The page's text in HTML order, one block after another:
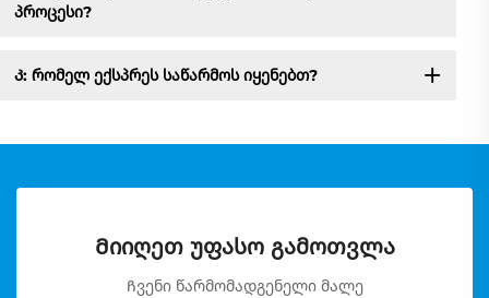
პროცესი?
Კ: რომელ ექსპრეს საწარმოს იყენებთ?
Მიიღეთ უფასო გამოთვლა
Ჩვენი წარმომადგენელი მალე